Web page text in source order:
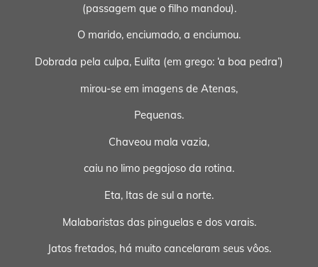
(passagem que o filho mandou).
O marido, enciumado, a enciumou.
Dobrada pela culpa, Eulita (em grego: ‘a boa pedra’)
mirou-se em imagens de Atenas,
Pequenas.
Chaveou mala vazia,
caiu no limo pegajoso da rotina.
Eta, Itas de sul a norte.
Malabaristas das pinguelas e dos varais.
Jatos fretados, há muito cancelaram seus vôos.